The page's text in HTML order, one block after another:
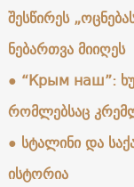
შესწირეს
ნებართვა მიიღეს
● “Крым наш”:
რომლებსაც
● სტალინი და
ისტორია